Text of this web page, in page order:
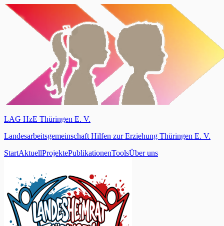
LAG HzE Thüringen E. V.
Landesarbeitsgemeinschaft Hilfen zur Erziehung Thüringen E. V.
StartAktuellProjektePublikationenToolsÜber uns